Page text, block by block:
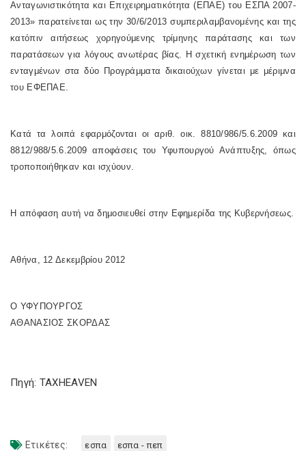
Ανταγωνιστικότητα και Επιχειρηματικότητα (ΕΠΑΕ) του ΕΣΠΑ 2007-
2013» παρατείνεται ως την 30/6/2013 συμπεριλαμβανομένης και της
κατόπιν αιτήσεως χορηγούμενης τρίμηνης παράτασης και των
παρατάσεων για λόγους ανωτέρας βίας. Η σχετική ενημέρωση των
ενταγμένων στα δύο Προγράμματα δικαιούχων γίνεται με μέριμνα
του ΕΦΕΠΑΕ.
Κατά τα λοιπά εφαρμόζονται οι αριθ. οικ. 8810/986/5.6.2009 και
8812/988/5.6.2009 αποφάσεις του Υφυπουργού Ανάπτυξης, όπως
τροποποιήθηκαν και ισχύουν.
Η απόφαση αυτή να δημοσιευθεί στην Εφημερίδα της Κυβερνήσεως.
Αθήνα, 12 Δεκεμβρίου 2012
Ο ΥΦΥΠΟΥΡΓΟΣ
ΑΘΑΝΑΣΙΟΣ ΣΚΟΡΔΑΣ
Πηγή: TAXHEAVEN
Ετικέτες: εσπα εσπα - πεπ